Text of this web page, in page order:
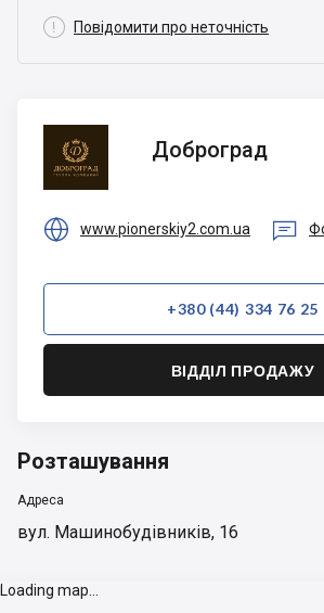
 Повідомити про неточність
Доброград
Доброград
 www.pionerskiy2.com.ua 
+380 (44) 334 76 25
ВІДДІЛ ПРОДАЖУ
Розташування
Адреса
вул. Машинобудівників, 16
Loading map...